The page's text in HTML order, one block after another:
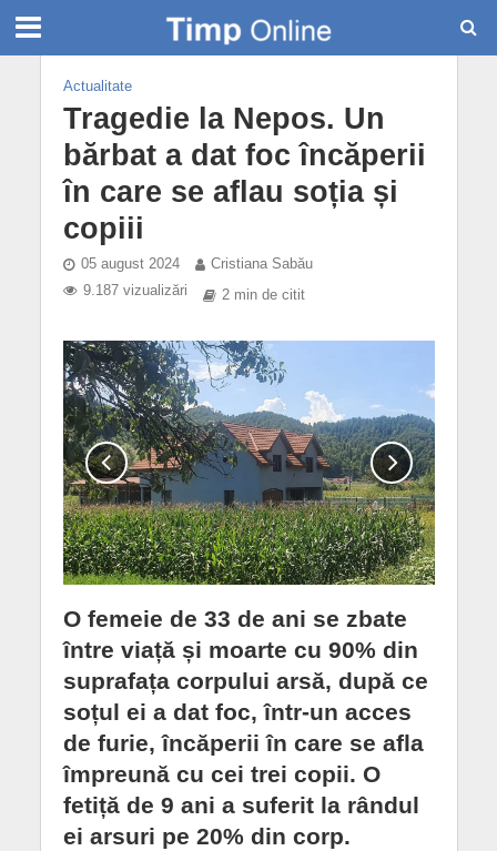
Actualitate
Tragedie la Nepos. Un
bărbat a dat foc încăperii
în care se aflau soția și
copiii
05 august 2024
Cristiana Sabău
9.187 vizualizări
2 min de citit
O femeie de 33 de ani se zbate
între viață și moarte cu 90% din
suprafața corpului arsă, după ce
soțul ei a dat foc, într-un acces
de furie, încăperii în care se afla
împreună cu cei trei copii. O
fetiță de 9 ani a suferit la rândul
ei arsuri pe 20% din corp.